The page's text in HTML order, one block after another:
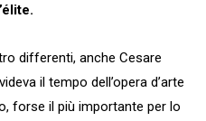
differenti, anche Cesare
il tempo dell’opera d’arte
forse il più importante per lo